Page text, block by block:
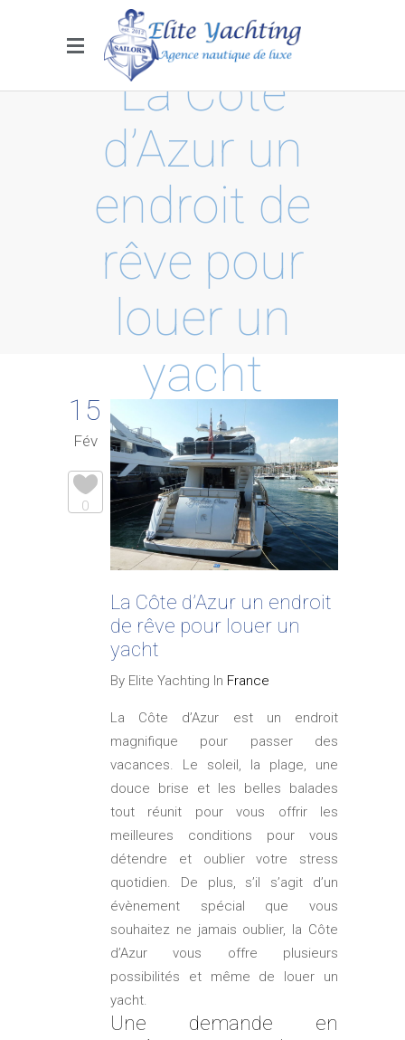
La Côte
d’Azur un
endroit de
rêve pour
louer un
yacht
15
Fév
0
La Côte d’Azur un endroit
de rêve pour louer un
yacht
By Elite Yachting In France
La Côte d’Azur est un endroit
magnifique pour passer des
vacances. Le soleil, la plage, une
douce brise et les belles balades
tout réunit pour vous offrir les
meilleures conditions pour vous
détendre et oublier votre stress
quotidien. De plus, s’il s’agit d’un
évènement spécial que vous
souhaitez ne jamais oublier, la Côte
d’Azur vous offre plusieurs
possibilités et même de louer un
yacht.
Une demande en